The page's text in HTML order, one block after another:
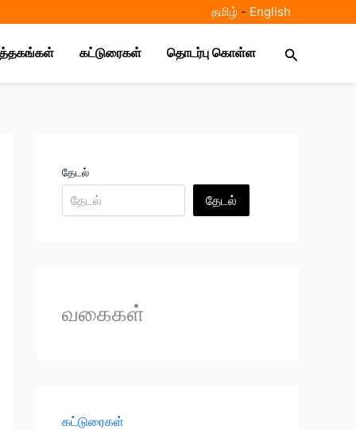
தமிழ் - English
கட்டுரைகள் தொடர்பு கொள்ள Search
தேடல்
தேடல்
வகைகள்
கட்டுரைகள்